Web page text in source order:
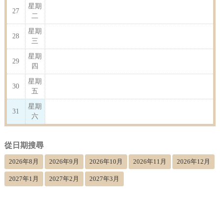
27
星期
二
28
星期
三
29
星期
四
30
星期
五
31
星期
六
從日期搜尋
2026年8月 2026年9月 2026年10月 2026年11月 2026年12月
2027年1月 2027年2月 2027年3月